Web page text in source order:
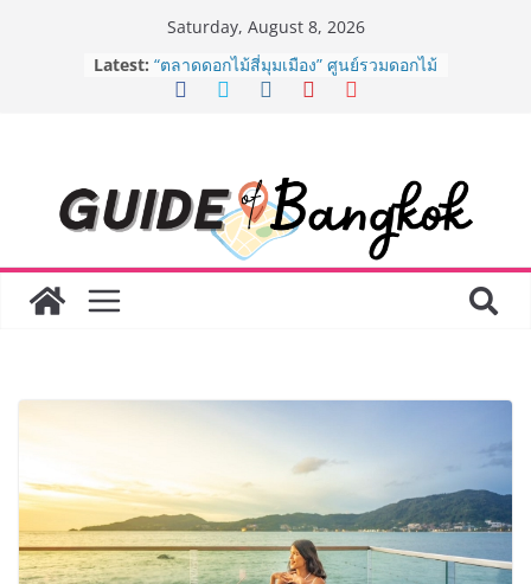
Saturday, August 8, 2026
Latest: BEDO เดินหน้าจัดกิจกรรมเจรจาธุรกิจ
“BIO TRADE CONNECT 2026” ยก
สด ดอกไม้ประดิษฐ์ พวงมาลัย และสังฆ
ภัณฑ์ครบวงจร ขอเชิญเลือกซื้อมาลัย
และของขวัญต้อนรับวันแม่ เปิดให้
บริการทุกวันตลอด 24 ชั่วโมง
Guangzhou Yinghao School เผยวิสัย
8.8 “ซูเลียน” รวมพลังนักธุรกิจทั่ว
พร้อมฟรีคอนเสิร์ต “โชค รถแห่” ยกวง
AirAsia X SEE FAH พันธมิตรทางธุรกิจ
ยาวนานกว่า 20 ปี ต่อยอดเสิร์ฟความ
อร่อย ยกเมนูระดับตำนาน “ข้าวหน้าไก่
ราชวงศ์” พุ่งทะยานสู่น่านฟ้า